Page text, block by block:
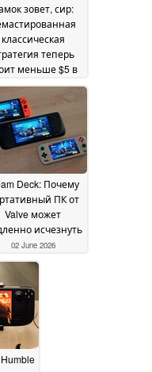
зовет, сир:
классическая
теперь
меньше $5 в
03 June 2026
Deck: Почему
ПК от
Valve может
исчезнуть
02 June 2026